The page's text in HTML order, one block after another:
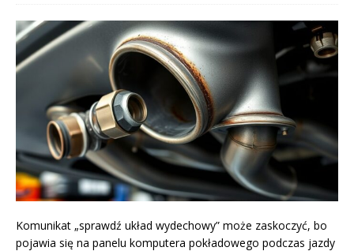
Komunikat „sprawdź układ wydechowy” może zaskoczyć, bo
pojawia się na panelu komputera pokładowego podczas jazdy